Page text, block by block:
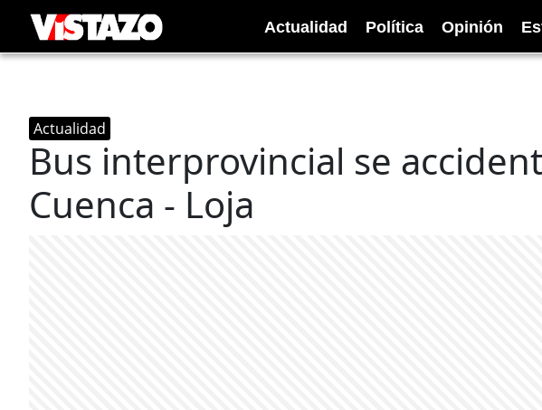
Actualidad Política Opinión
Actualidad
Bus interprovincial se
Cuenca - Loja